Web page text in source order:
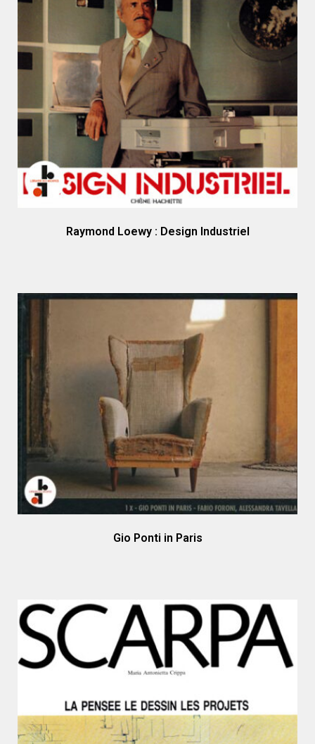
Raymond Loewy : Design Industriel
Gio Ponti in Paris